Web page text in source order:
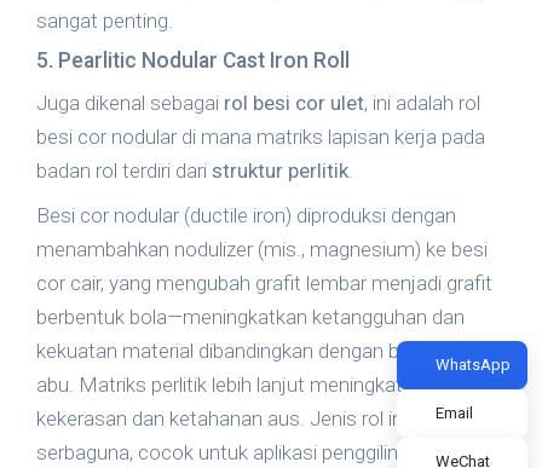
sangat penting.
5. Pearlitic Nodular Cast Iron Roll
Juga dikenal sebagai rol besi cor ulet, ini adalah rol
besi cor nodular di mana matriks lapisan kerja pada
badan rol terdiri dari struktur perlitik.
Besi cor nodular (ductile iron) diproduksi dengan
menambahkan nodulizer (mis., magnesium) ke besi
cor cair, yang mengubah grafit lembar menjadi grafit
berbentuk bola—meningkatkan ketangguhan dan
kekuatan material dibandingkan dengan besi cor abu-
abu. Matriks perlitik lebih lanjut meningkatkan
kekerasan dan ketahanan aus. Jenis rol ini
serbaguna, cocok untuk aplikasi penggilingan panas
WhatsApp
Email
WeChat